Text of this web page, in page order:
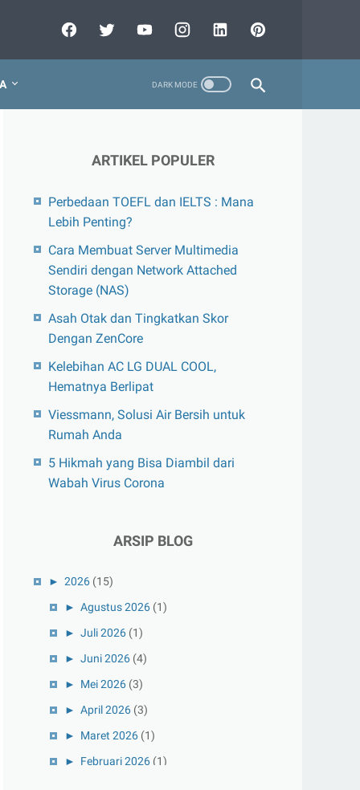
ARTIKEL POPULER
Perbedaan TOEFL dan IELTS : Mana
Lebih Penting?
Cara Membuat Server Multimedia
Sendiri dengan Network Attached
Storage (NAS)
Asah Otak dan Tingkatkan Skor
Dengan ZenCore
Kelebihan AC LG DUAL COOL,
Hematnya Berlipat
Viessmann, Solusi Air Bersih untuk
Rumah Anda
5 Hikmah yang Bisa Diambil dari
Wabah Virus Corona
ARSIP BLOG
► 2026 (15)
► Agustus 2026 (1)
► Juli 2026 (1)
► Juni 2026 (4)
► Mei 2026 (3)
► April 2026 (3)
► Maret 2026 (1)
► Februari 2026 (1)